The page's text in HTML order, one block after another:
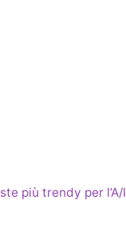
più trendy per l’A/I